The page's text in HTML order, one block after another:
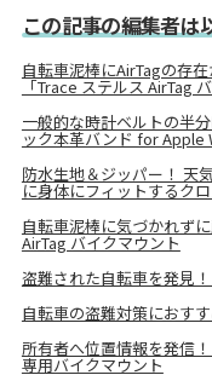
この記事の編集者は
自転車泥棒にAirTagの存
「Trace ステルス AirTag
一般的な時計ベルトの半
ック本革バンド for Apple
防水生地＆ジッパー！ 天
に身体にフィットするク
自転車泥棒に気づかれず
AirTag バイクマウント
盗難された自転車を発見
自転車の盗難対策におす
所有者へ位置情報を発信
専用バイクマウント